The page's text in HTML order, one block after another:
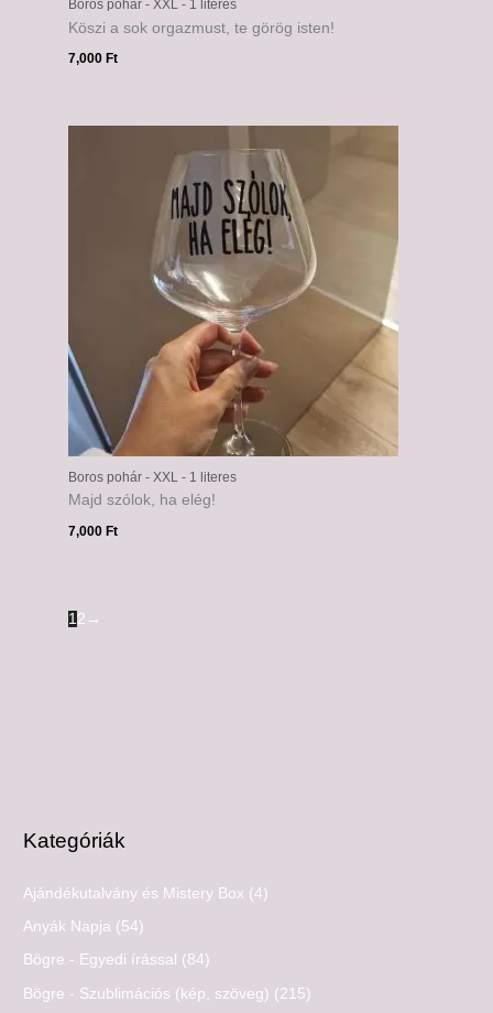
Kategóriák
Ajándékutalvány és Mistery Box (4)
Anyák Napja (54)
Bögre - Egyedi írással (84)
Bögre - Szublimációs (kép, szöveg) (215)
Boros pohár - XXL - 1 literes
Köszi a sok orgazmust, te görög isten!
7,000 Ft
Boros pohár - XXL - 1 literes
Majd szólok, ha elég!
7,000 Ft
1 2 →